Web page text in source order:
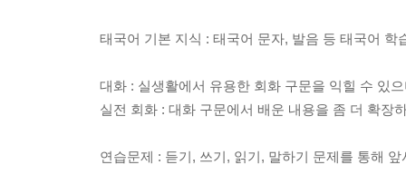
태국어 기본 지식 : 태국어 문자, 발음 등 태국어
대화 : 실생활에서 유용한 회화 구문을 익힐 수 있
실전 회화 : 대화 구문에서 배운 내용을 좀 더 확장
연습문제 : 듣기, 쓰기, 읽기, 말하기 문제를 통해